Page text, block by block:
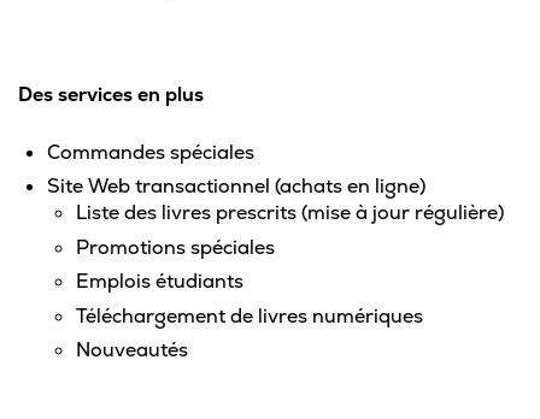
Des services en plus
Commandes spéciales
Site Web transactionnel (achats en ligne)
Liste des livres prescrits (mise à jour régulière)
Promotions spéciales
Emplois étudiants
Téléchargement de livres numériques
Nouveautés